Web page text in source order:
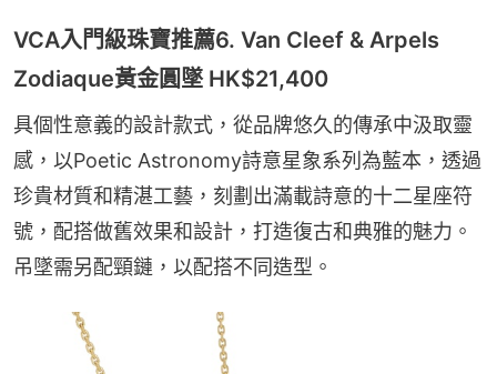
VCA入門級珠寶推薦6. Van Cleef & Arpels
Zodiaque黃金圓墜 HK$21,400
具個性意義的設計款式，從品牌悠久的傳承中汲取靈
感，以Poetic Astronomy詩意星象系列為藍本，透過
珍貴材質和精湛工藝，刻劃出滿載詩意的十二星座符
號，配搭做舊效果和設計，打造復古和典雅的魅力。
吊墜需另配頸鏈，以配搭不同造型。